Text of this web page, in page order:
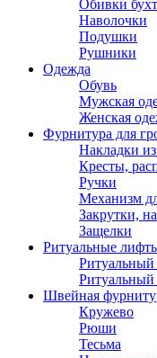
Обивки
Наволочки
Подушки
Рушники
Одежда
Обувь
Мужская
Женская
Фурнитура для
Накладки
Кресты,
Ручки
Механизм
Закрутки,
Защелки
Ритуальные
Ритуальный
Швейная
Кружево
Рюши
Тесьма